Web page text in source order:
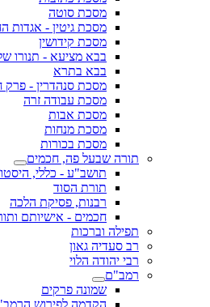
מסכת סוטה
מסכת גיטין - אגדות
מסכת קידושין
בבא מציעא - תנורו
בבא בתרא
מסכת סנהדרין - פרק
מסכת עבודה זרה
מסכת אבות
מסכת מנחות
מסכת בכורות
תורה שבעל פה, חכמים
תושב"ע - כללי,
תורת הסוד
רבנות, פסיקת הלכה
חכמים - אישיותם
תפילה וברכות
רב סעדיה גאון
רבי יהודה הלוי
רמב"ם
שמונה פרקים
הקדמה לפירוש